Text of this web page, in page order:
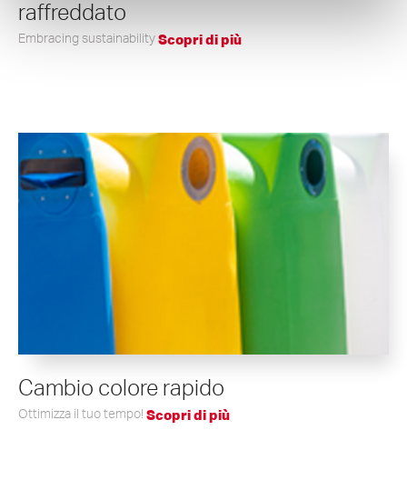
raffreddato
Embracing sustainabilityScopri di più
Cambio colore rapido
Ottimizza il tuo tempo! Scopri di più